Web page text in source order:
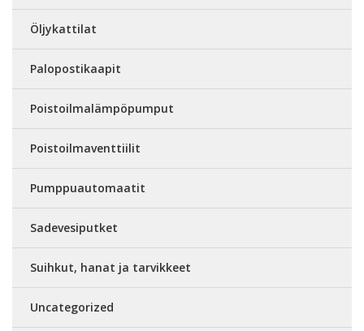
Öljykattilat
Palopostikaapit
Poistoilmalämpöpumput
Poistoilmaventtiilit
Pumppuautomaatit
Sadevesiputket
Suihkut, hanat ja tarvikkeet
Uncategorized